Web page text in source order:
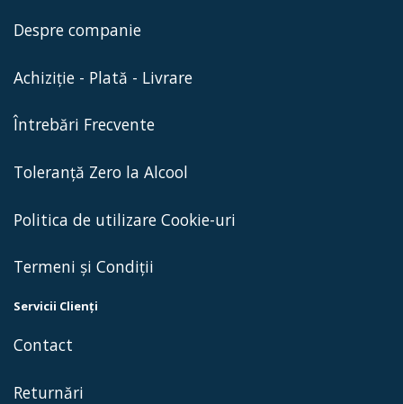
Despre companie
Achiziție - Plată - Livrare
Întrebări Frecvente
Toleranță Zero la Alcool
Politica de utilizare Cookie-uri
Termeni și Condiții
Servicii Clienţi
Contact
Returnări